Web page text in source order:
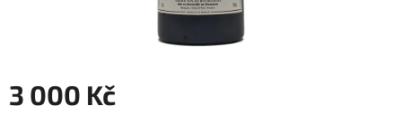
3 000 Kč